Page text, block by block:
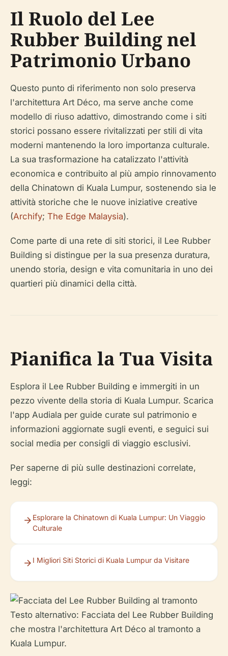
Il Ruolo del Lee
Rubber Building nel
Patrimonio Urbano
Questo punto di riferimento non solo preserva
l'architettura Art Déco, ma serve anche come
modello di riuso adattivo, dimostrando come i siti
storici possano essere rivitalizzati per stili di vita
moderni mantenendo la loro importanza culturale.
La sua trasformazione ha catalizzato l'attività
economica e contribuito al più ampio rinnovamento
della Chinatown di Kuala Lumpur, sostenendo sia le
attività storiche che le nuove iniziative creative
(Archify; The Edge Malaysia).
Come parte di una rete di siti storici, il Lee Rubber
Building si distingue per la sua presenza duratura,
unendo storia, design e vita comunitaria in uno dei
quartieri più dinamici della città.
Pianifica la Tua Visita
Esplora il Lee Rubber Building e immergiti in un
pezzo vivente della storia di Kuala Lumpur. Scarica
l'app Audiala per guide curate sul patrimonio e
informazioni aggiornate sugli eventi, e seguici sui
social media per consigli di viaggio esclusivi.
Per saperne di più sulle destinazioni correlate,
leggi:
Esplorare la Chinatown di Kuala Lumpur: Un Viaggio
Culturale
I Migliori Siti Storici di Kuala Lumpur da Visitare
Testo alternativo: Facciata del Lee Rubber Building
che mostra l'architettura Art Déco al tramonto a
Kuala Lumpur.